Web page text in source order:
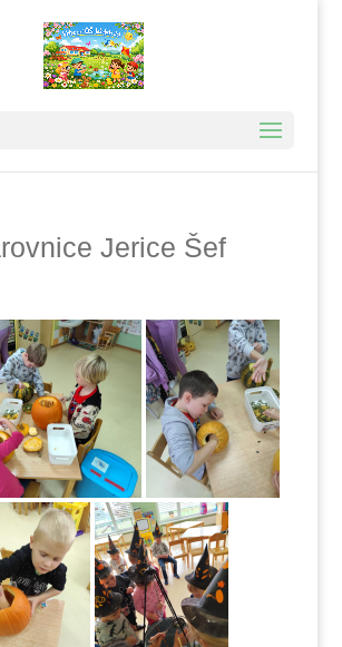
Jerice Šef